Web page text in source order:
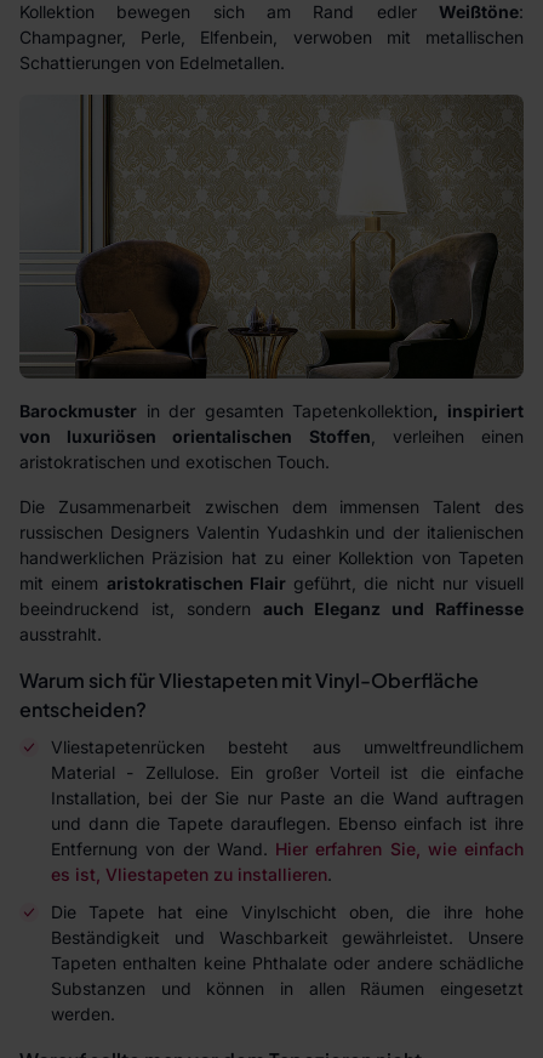
Kollektion bewegen sich am Rand edler Weißtöne:
Champagner, Perle, Elfenbein, verwoben mit metallischen
Schattierungen von Edelmetallen.
Barockmuster in der gesamten Tapetenkollektion , inspiriert
von luxuriösen orientalischen Stoffen , verleihen einen
aristokratischen und exotischen Touch.
Die Zusammenarbeit zwischen dem immensen Talent des
russischen Designers Valentin Yudashkin und der italienischen
handwerklichen Präzision hat zu einer Kollektion von Tapeten
mit einem aristokratischen Flairgeführt, die nicht nur visuell
beeindruckend ist, sondern auch Eleganz und Raffinesse
ausstrahlt.
Warum sich für Vliestapeten mit Vinyl-Oberfläche
entscheiden?
Vliestapetenrücken besteht aus umweltfreundlichem
Material - Zellulose. Ein großer Vorteil ist die einfache
Installation, bei der Sie nur Paste an die Wand auftragen
und dann die Tapete darauflegen. Ebenso einfach ist ihre
Entfernung von der Wand. Hier erfahren Sie, wie einfach
es ist, Vliestapeten zu installieren.
Die Tapete hat eine Vinylschicht oben, die ihre hohe
Beständigkeit und Waschbarkeit gewährleistet. Unsere
Tapeten enthalten keine Phthalate oder andere schädliche
Substanzen und können in allen Räumen eingesetzt
werden.